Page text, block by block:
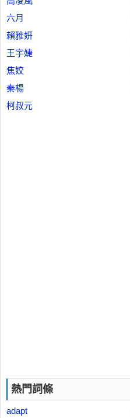
六月
賴雅妍
王宇婕
焦姣
秦楊
柯叔元
熱門詞條
adapt